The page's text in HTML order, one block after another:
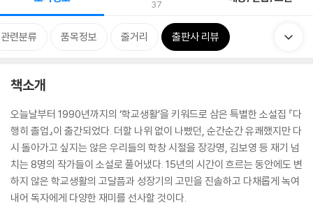
37
관련분류 품목정보 줄거리 출판사 리뷰
책소개
오늘날부터 1990년까지의 ‘학교생활’을 키워드로 삼은 특별한 소설집 『다
행히 졸업』이 출간되었다. 더할 나위 없이 나빴던, 순간순간 유쾌했지만 다
시 돌아가고 싶지는 않은 우리들의 학창 시절을 장강명, 김보영 등 재기 넘
치는 8명의 작가들이 소설로 풀어냈다. 15년의 시간이 흐르는 동안에도 변
하지 않은 학교생활의 고달픔과 성장기의 고민을 진솔하고 다채롭게 녹여
내어 독자에게 다양한 재미를 선사할 것이다.